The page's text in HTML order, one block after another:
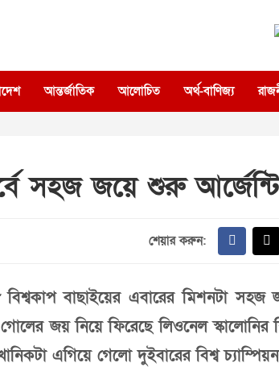
আন্তর্জাতিক আলোচিত অর্থ-বাণিজ্য
সহজ জয়ে শুরু
শেয়ার করুন:
বিশ্বকাপ বাছাইয়ের এবারের মিশনটা
জয় নিয়ে ফিরেছে লিওনেল স্কালোনির
এগিয়ে গেলো দুইবারের বিশ্ব